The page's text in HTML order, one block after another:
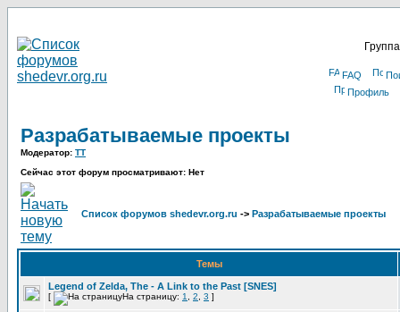
FAQ
Профиль
Разрабатываемые проекты
Модератор: TT
Сейчас этот форум просматривают: Нет
Список форумов shedevr.org.ru -> Разрабатываемые проекты
Темы
Legend of Zelda, The - A Link to the Past [SNES]
[ На страницу: 1 2 3 ]